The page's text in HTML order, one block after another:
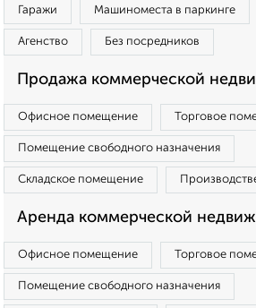
Гаражи Машиноместа в паркинге
Агенство Без посредников
Продажа коммерческой
Офисное помещение Торговое
Помещение свободного назначения
Складское помещение
Аренда коммерческой
Офисное помещение Торговое
Помещение свободного назначения